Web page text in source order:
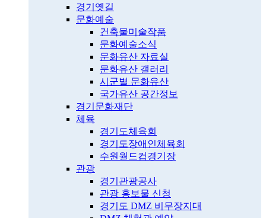
경기옛길
문화예술
건축물미술작품
문화예술소식
문화유산 자료실
문화유산 갤러리
시군별 문화유산
국가유산 공간정보
경기문화재단
체육
경기도체육회
경기도장애인체육회
수원월드컵경기장
관광
경기관광공사
관광 홍보물 신청
경기도 DMZ 비무장지대